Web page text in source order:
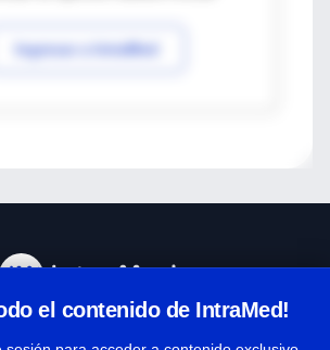
Ingresar a IntraMed
el contenido de IntraMed!